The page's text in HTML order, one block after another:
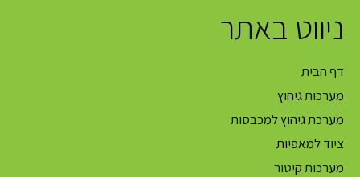
ניווט באתר
דף הבית
מערכות גיהוץ
מערכת גיהוץ למכבסות
ציוד למאפיות
מערכות קיטור